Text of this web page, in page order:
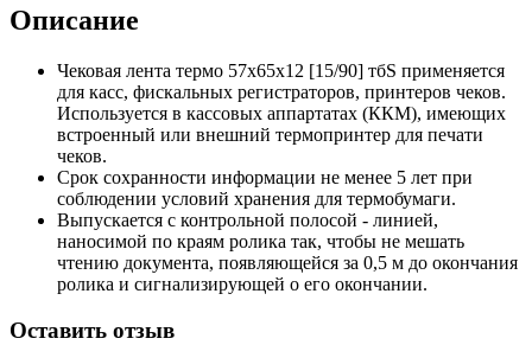
Описание
Чековая лента термо 57х65х12 [15/90] тбS применяется
для касс, фискальных регистраторов, принтеров чеков.
Используется в кассовых аппартатах (ККМ), имеющих
встроенный или внешний термопринтер для печати
чеков.
Срок сохранности информации не менее 5 лет при
соблюдении условий хранения для термобумаги.
Выпускается с контрольной полосой - линией,
наносимой по краям ролика так, чтобы не мешать
чтению документа, появляющейся за 0,5 м до окончания
ролика и сигнализирующей о его окончании.
Оставить отзыв